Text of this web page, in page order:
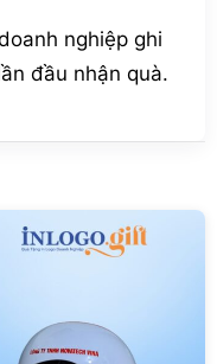
nghiệp ghi
đầu nhận quà.